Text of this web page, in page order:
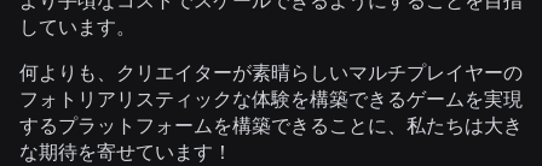
しています。
何よりも、クリエイターが素晴らしいマルチプレイヤーの
フォトリアリスティックな体験を構築できるゲームを実現
するプラットフォームを構築できることに、私たちは大き
な期待を寄せています！